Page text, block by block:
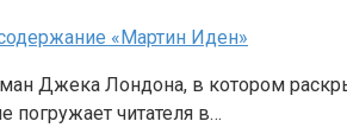
«Мартин Иден»
Джека Лондона, в котором
погружает читателя в…